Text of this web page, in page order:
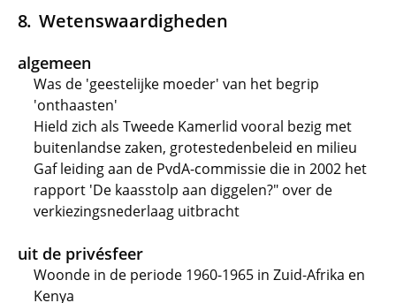
Wetenswaardigheden
algemeen
Was de 'geestelijke moeder' van het begrip
'onthaasten'
Hield zich als Tweede Kamerlid vooral bezig met
buitenlandse zaken, grotestedenbeleid en milieu
Gaf leiding aan de PvdA-commissie die in 2002 het
rapport 'De kaasstolp aan diggelen?" over de
verkiezingsnederlaag uitbracht
uit de privésfeer
Woonde in de periode 1960-1965 in Zuid-Afrika en
Kenya